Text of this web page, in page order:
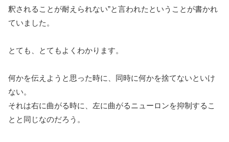
釈されることが耐えられない”と言われたということが書かれ
ていました。
とても、とてもよくわかります。
何かを伝えようと思った時に、同時に何かを捨てないといけ
ない。
それは右に曲がる時に、左に曲がるニューロンを抑制するこ
とと同じなのだろう。